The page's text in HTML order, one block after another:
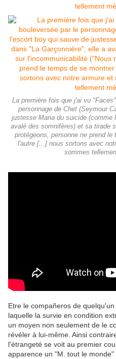
La première fois que j'ai vu
personnage de Chet (Seymour
justesse Maria du suicide (comme
avalé des somnifères) et sa tirade
protégeons, personne ne prend
l'autre [...] nous sortons avec
sommes
Etre le compañeros de
laquelle la survie en condition
un moyen non seulement de le
révéler à lui-même. Ainsi
l'étrangeté se voit au premier
apparence un "M. tout le